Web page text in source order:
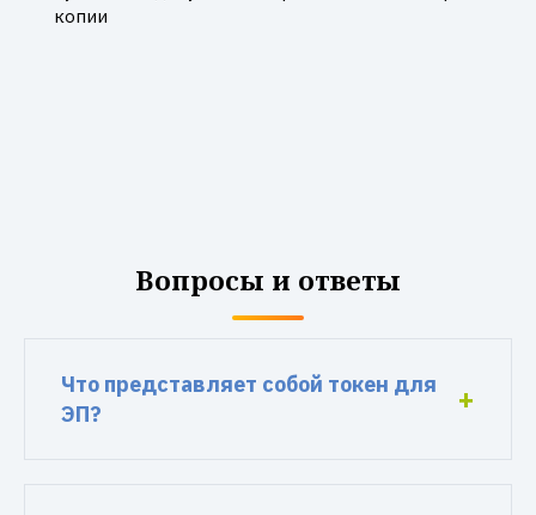
копии
Вопросы и ответы
Что представляет собой токен для
ЭП?